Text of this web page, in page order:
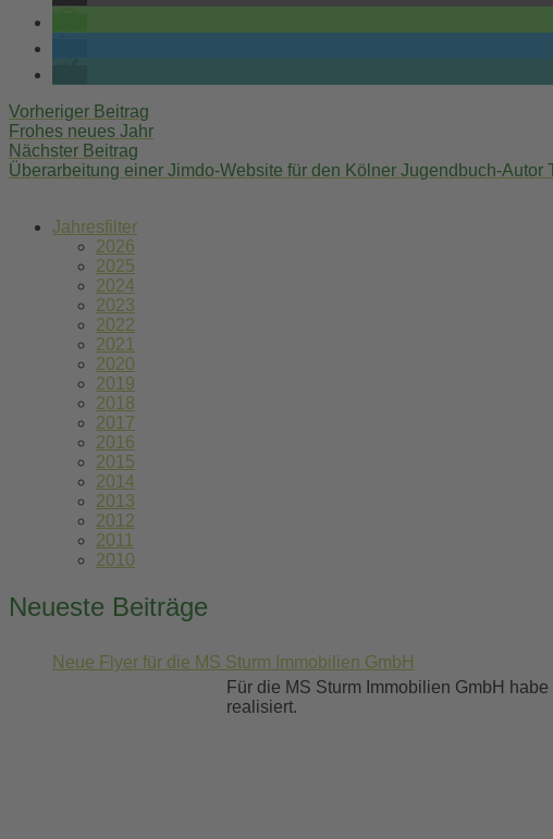
Post
navigation
Vorheriger Beitrag
Frohes neues Jahr
Nächster Beitrag
Überarbeitung einer Jimdo-Website für den Kölner Jugendbuch-Autor
Jahresfilter
2026
2025
2024
2023
2022
2021
2020
2019
2018
2017
2016
2015
2014
2013
2012
2011
2010
Neueste Beiträge
Neue Flyer für die MS Sturm Immobilien GmbH
Für die MS Sturm Immobilien GmbH
realisiert.